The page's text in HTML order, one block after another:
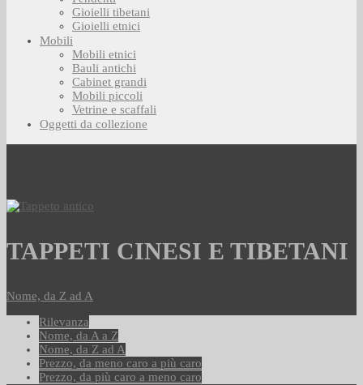
Gioielli tibetani
Gioielli etnici
Mobili
Mobili etnici
Bauli antichi
Cabinet grandi
Mobili piccoli
Vetrine e scaffali
Oggetti da collezione
TAPPETI CINESI E TIBETANI
Nome, da Z ad A
Rilevanza
Nome, da A a Z
Nome, da Z ad A
Prezzo, da meno caro a più caro
Prezzo, da più caro a meno caro